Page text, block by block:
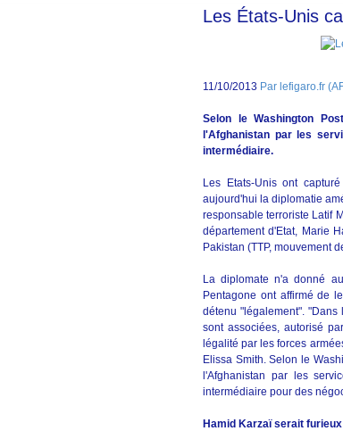
Les États-Unis
11/10/2013 Par lefigaro.fr
Selon le Washington
l'Afghanistan par les
intermédiaire.
Les Etats-Unis ont
aujourd'hui la diplomatie
responsable terroriste Latif
département d'Etat, Marie
Pakistan (TTP, mouvement
La diplomate n'a donné
Pentagone ont affirmé de
détenu "légalement".
sont associées, autorisé
légalité par les forces
Elissa Smith. Selon le
l'Afghanistan par les
intermédiaire pour des
Hamid Karzaï serait furieux